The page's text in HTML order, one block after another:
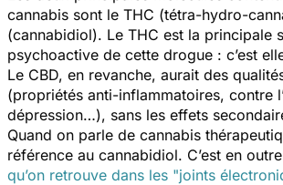
cannabis sont le THC (tétra-hydro-
(cannabidiol). Le THC est la principale
psychoactive de cette drogue : c’est
Le CBD, en revanche, aurait des
(propriétés anti-inflammatoires, contre
dépression…), sans les effets
Quand on parle de cannabis
référence au cannabidiol. C’est en
qu’on retrouve dans les "joints